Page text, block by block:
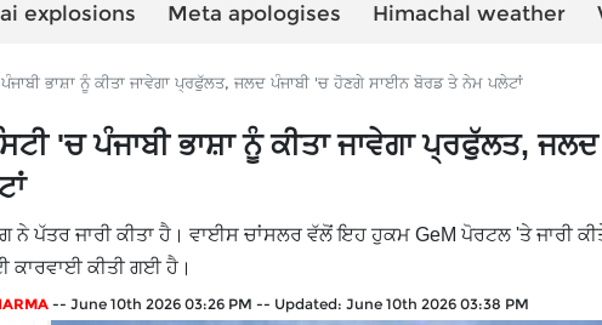
explosions Meta apologises Himachal weather
ਭਾਸ਼ਾ ਨੂੰ ਕੀਤਾ ਜਾਵੇਗਾ ਪ੍ਰਫੁੱਲਤ, ਜਲਦ ਪੰਜਾਬੀ 'ਚ ਹੋਣਗੇ ਸਾਈਨ ਬੋਰਡ ਤੇ ਨੇਮ ਪਲੇਟਾਂ
'ਚ ਪੰਜਾਬੀ ਭਾਸ਼ਾ ਨੂੰ ਕੀਤਾ ਜਾਵੇਗਾ ਪ੍ਰਫੁੱਲਤ, ਜਲਦ
ਨੇ ਪੱਤਰ ਜਾਰੀ ਕੀਤਾ ਹੈ। ਵਾਈਸ ਚਾਂਸਲਰ ਵੱਲੋਂ ਇਹ ਹੁਕਮ GeM ਪੋਰਟਲ 'ਤੇ ਜਾਰੀ
ਕਾਰਵਾਈ ਕੀਤੀ ਗਈ ਹੈ।
-- June 10th 2026 03:26 PM -- Updated: June 10th 2026 03:38 PM